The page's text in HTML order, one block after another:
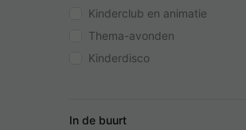
Kinderclub en animatie
Thema-avonden
Kinderdisco
In de buurt